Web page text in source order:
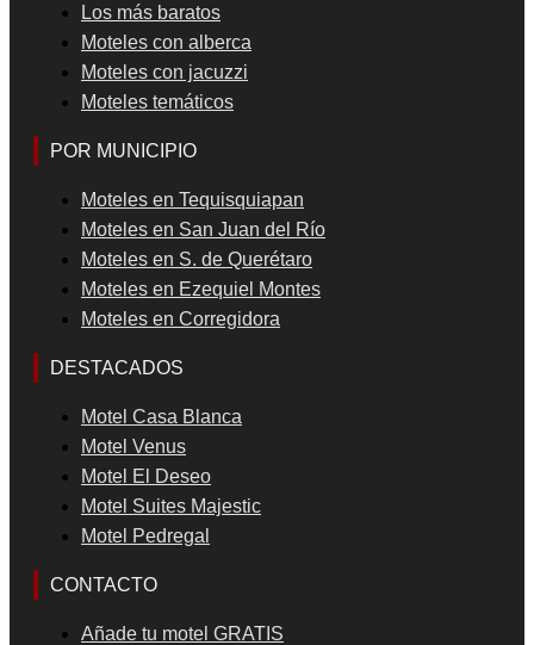
Los más baratos
Moteles con alberca
Moteles con jacuzzi
Moteles temáticos
POR MUNICIPIO
Moteles en Tequisquiapan
Moteles en San Juan del Río
Moteles en S. de Querétaro
Moteles en Ezequiel Montes
Moteles en Corregidora
DESTACADOS
Motel Casa Blanca
Motel Venus
Motel El Deseo
Motel Suites Majestic
Motel Pedregal
CONTACTO
Añade tu motel GRATIS